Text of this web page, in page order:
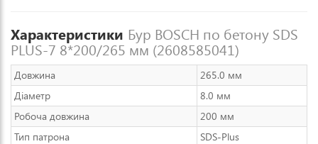
Характеристики Бур BOSCH по бетону SDS
PLUS-7 8*200/265 мм (2608585041)
Довжина
265.0 мм
Діаметр
8.0 мм
Робоча довжина
200 мм
Тип патрона
SDS-Plus